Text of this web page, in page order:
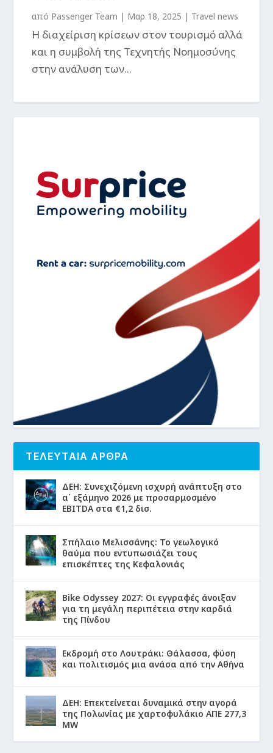
από Passenger Team | Μαρ 18, 2025 | Travel news
Η διαχείριση κρίσεων στον τουρισμό αλλά
και η συμβολή της Τεχνητής Νοημοσύνης
στην ανάλυση των...
ΤΕΛΕΥΤΑΙΑ ΑΡΘΡΑ
ΔΕΗ: Συνεχιζόμενη ισχυρή ανάπτυξη στο
α΄ εξάμηνο 2026 με προσαρμοσμένο
EBITDA στα €1,2 δισ.
Σπήλαιο Μελισσάνης: Το γεωλογικό
θαύμα που εντυπωσιάζει τους
επισκέπτες της Κεφαλονιάς
Bike Odyssey 2027: Οι εγγραφές άνοιξαν
για τη μεγάλη περιπέτεια στην καρδιά
της Πίνδου
Εκδρομή στο Λουτράκι: Θάλασσα, φύση
και πολιτισμός μια ανάσα από την Αθήνα
ΔΕΗ: Επεκτείνεται δυναμικά στην αγορά
της Πολωνίας με χαρτοφυλάκιο ΑΠΕ 277,3
MW